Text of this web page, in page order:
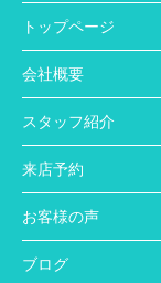
トップページ
会社概要
スタッフ紹介
来店予約
お客様の声
ブログ